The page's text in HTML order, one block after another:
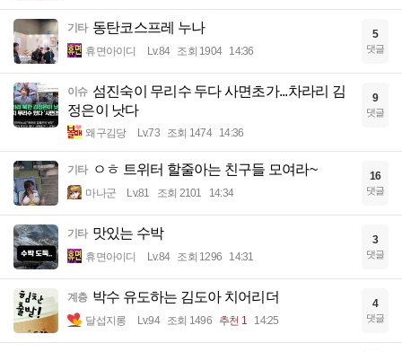
기타 동탄코스프레 누나
휴면아이디 Lv.84 조회 1904 14:36
5
댓글
이슈 섬진숙이 무리수 두다 사면초가...차라리 김
정은이 낫다
왜구김당 Lv.73 조회 1474 14:36
9
댓글
기타 ㅇㅎ 트위터 할줄아는 친구들 모여라~
마나군 Lv.81 조회 2101 14:34
16
댓글
기타 맛있는 수박
휴면아이디 Lv.84 조회 1296 14:31
3
댓글
계층 박수 유도하는 김도아 치어리더
달섭지롱 Lv.94 조회 1496 추천 1 14:25
4
댓글